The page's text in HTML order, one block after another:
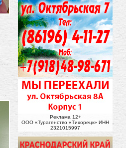
Реклама 12+
ООО «Турагенство «Тихорецк» ИНН
2321015997